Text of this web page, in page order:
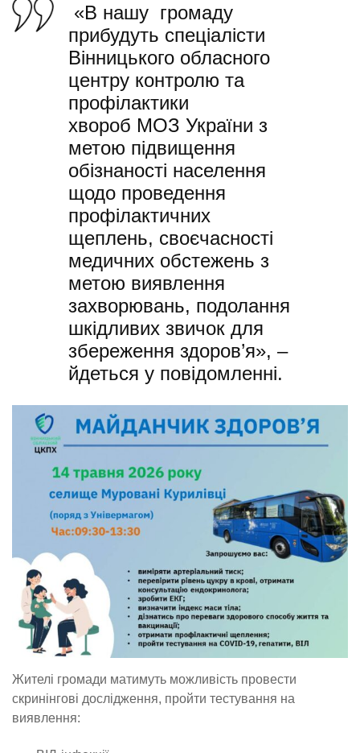
«В нашу громаду
прибудуть спеціалісти
Вінницького обласного
центру контролю та
профілактики
хвороб МОЗ України з
метою підвищення
обізнаності населення
щодо проведення
профілактичних
щеплень, своєчасності
медичних обстежень з
метою виявлення
захворювань, подолання
шкідливих звичок для
збереження здоров’я», –
йдеться у повідомленні.
Жителі громади матимуть можливість провести
скринінгові дослідження, пройти тестування на
виявлення: